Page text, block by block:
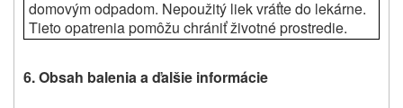
domovým odpadom. Nepoužitý liek vráťte do lekárne.
Tieto opatrenia pomôžu chrániť životné prostredie.
6. Obsah balenia a ďalšie informácie